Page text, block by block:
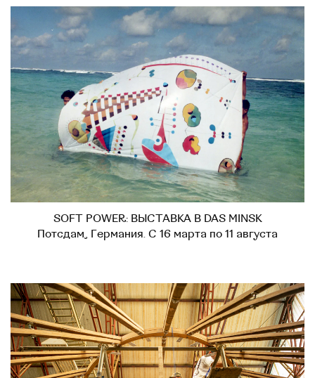
SOFT POWER: ВЫСТАВКА В DAS MINSK
Потсдам, Германия. С 16 марта по 11 августа